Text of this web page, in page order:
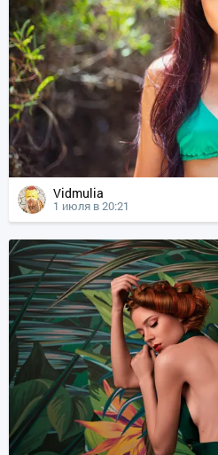
Vidmulia
1 июля в 20:21